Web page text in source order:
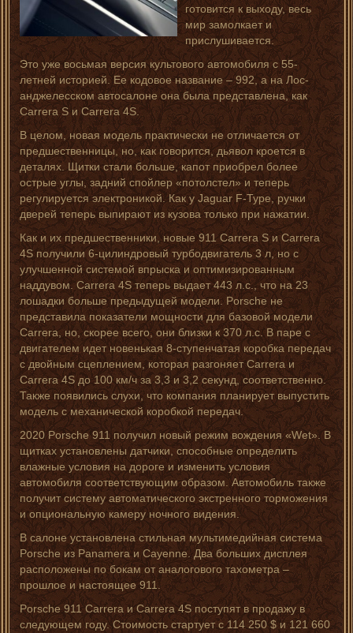
готовится к выходу, весь
мир замолкает и
прислушивается.
Это уже восьмая версия культового автомобиля с 55-
летней историей. Ее кодовое название – 992, а на Лос-
анджелесском автосалоне она была представлена, как
Carrera S и Carrera 4S.
В целом, новая модель практически не отличается от
предшественницы, но, как говорится, дьявол кроется в
деталях. Щитки стали больше, капот приобрел более
острые углы, задний спойлер «потолстел» и теперь
регулируется электроникой. Как у Jaguar F-Type, ручки
дверей теперь выпирают из кузова только при нажатии.
Как и их предшественники, новые 911 Carrera S и Carrera
4S получили 6-цилиндровый турбодвигатель 3 л, но с
улучшенной системой впрыска и оптимизированным
наддувом. Carrera 4S теперь выдает 443 л.с., что на 23
лошадки больше предыдущей модели. Porsche не
представила показатели мощности для базовой модели
Carrera, но, скорее всего, они близки к 370 л.с. В паре с
двигателем идет новенькая 8-ступенчатая коробка передач
с двойным сцеплением, которая разгоняет Carrera и
Carrera 4S до 100 км/ч за 3,3 и 3,2 секунд, соответственно.
Также появились слухи, что компания планирует выпустить
модель с механической коробкой передач.
2020 Porsche 911 получил новый режим вождения «Wet». В
щитках установлены датчики, способные определить
влажные условия на дороге и изменить условия
автомобиля соответствующим образом. Автомобиль также
получит систему автоматического экстренного торможения
и опциональную камеру ночного видения.
В салоне установлена стильная мультимедийная система
Porsche из Panamera и Cayenne. Два больших дисплея
расположены по бокам от аналогового тахометра –
прошлое и настоящее 911.
Porsche 911 Carrera и Carrera 4S поступят в продажу в
следующем году. Стоимость стартует с 114 250 $ и 121 660